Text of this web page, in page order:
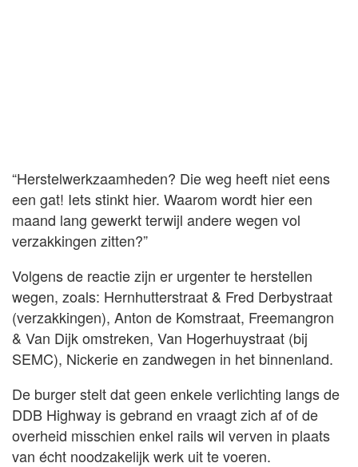
“Herstelwerkzaamheden? Die weg heeft niet eens
een gat! Iets stinkt hier. Waarom wordt hier een
maand lang gewerkt terwijl andere wegen vol
verzakkingen zitten?”
Volgens de reactie zijn er urgenter te herstellen
wegen, zoals: Hernhutterstraat & Fred Derbystraat
(verzakkingen), Anton de Komstraat, Freemangron
& Van Dijk omstreken, Van Hogerhuystraat (bij
SEMC), Nickerie en zandwegen in het binnenland.
De burger stelt dat geen enkele verlichting langs de
DDB Highway is gebrand en vraagt zich af of de
overheid misschien enkel rails wil verven in plaats
van écht noodzakelijk werk uit te voeren.